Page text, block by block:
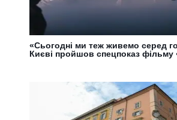
«Сьогодні ми теж живемо серед
Києві пройшов спецпоказ фільму